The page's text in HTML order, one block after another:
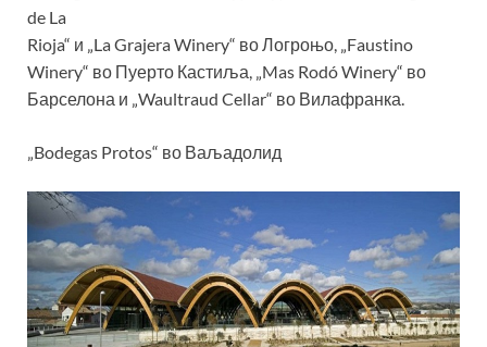
de La
Rioja“ и „La Grajera Winery“ во Логроњо, „Faustino
Winery“ во Пуерто Кастиља, „Mas Rodó Winery“ во
Барселона и „Waultraud Cellar“ во Вилафранка.
„Bodegas Protos“ во Ваљадолид